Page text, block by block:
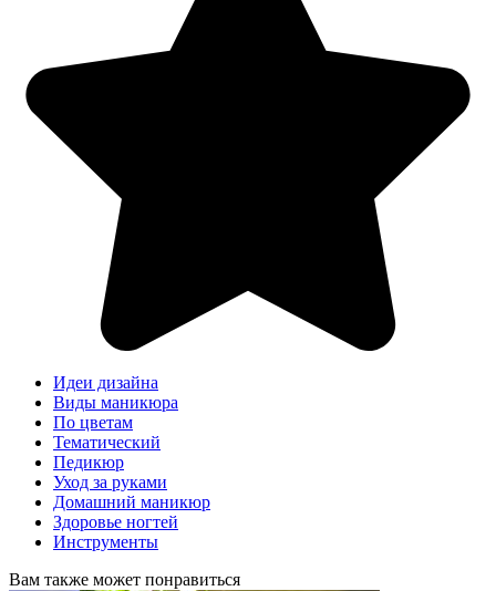
Идеи дизайна
Виды маникюра
По цветам
Тематический
Педикюр
Уход за руками
Домашний маникюр
Здоровье ногтей
Инструменты
Вам также может понравиться